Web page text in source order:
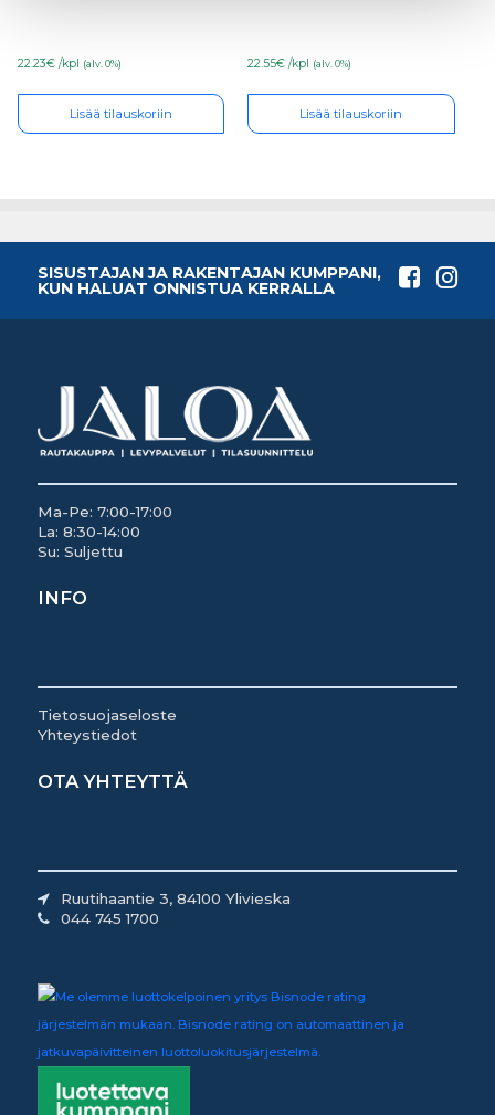
22.23€ /kpl (alv. 0%)
Lisää tilauskoriin
22.55€ /kpl (alv. 0%)
Lisää tilauskoriin
SISUSTAJAN JA RAKENTAJAN KUMPPANI,
KUN HALUAT ONNISTUA KERRALLA
Ma-Pe: 7:00-17:00
La: 8:30-14:00
Su: Suljettu
INFO
Tietosuojaseloste
Yhteystiedot
OTA YHTEYTTÄ
Ruutihaantie 3, 84100 Ylivieska
044 745 1700